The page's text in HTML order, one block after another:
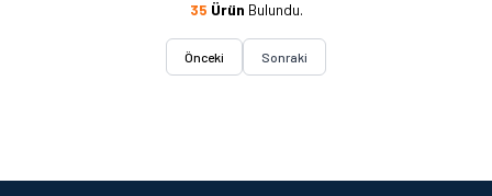
35 Ürün Bulundu.
Önceki Sonraki